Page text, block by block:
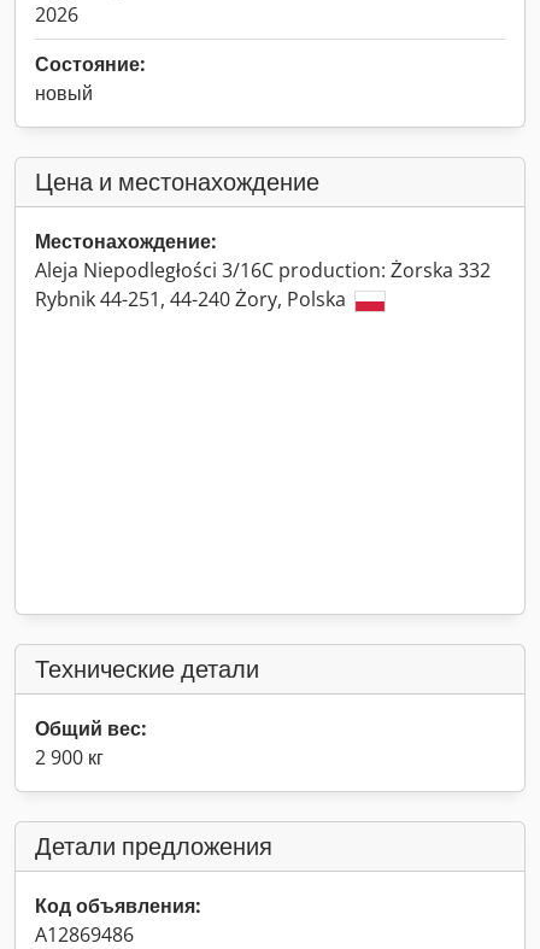
2026
Состояние:
новый
Цена и местонахождение
Местонахождение:
Aleja Niepodległości 3/16C production: Żorska 332
Rybnik 44-251, 44-240 Żory, Polska
Технические детали
Общий вес:
2 900 кг
Детали предложения
Код объявления:
A12869486